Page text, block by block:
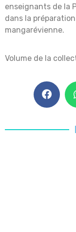
enseignants de la
dans la
mangarévienne.
Volume de la